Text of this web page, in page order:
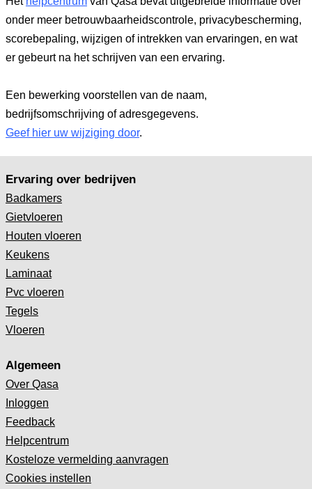
onder meer betrouwbaarheidscontrole, privacybescherming,
scorebepaling, wijzigen of intrekken van ervaringen, en wat
er gebeurt na het schrijven van een ervaring.
Een bewerking voorstellen van de naam,
bedrijfsomschrijving of adresgegevens.
Geef hier uw wijziging door.
Ervaring over bedrijven
Badkamers
Gietvloeren
Houten vloeren
Keukens
Laminaat
Pvc vloeren
Tegels
Vloeren
Algemeen
Over Qasa
Inloggen
Feedback
Helpcentrum
Kosteloze vermelding aanvragen
Cookies instellen